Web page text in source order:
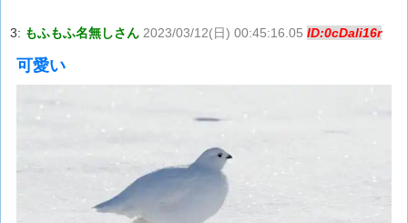
3: もふもふ名無しさん 2023/03/12(日) 00:45:16.05 ID:0cDali16r
可愛い